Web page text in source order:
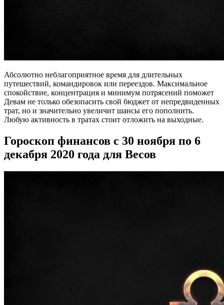
Абсолютно неблагоприятное время для длительных
путешествий, командировок или переездов. Максимальное
спокойствие, концентрация и минимум потрясений поможет
Девам не только обезопасить свой бюджет от непредвиденных
трат, но и значительно увеличит шансы его пополнить.
Любую активность в тратах стоит отложить на выходные.
Гороскоп финансов с 30 ноября по 6
декабря 2020 года для Весов